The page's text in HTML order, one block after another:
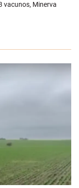
vacunos, Minerva